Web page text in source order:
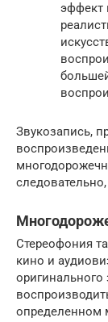
эффект
Звукозапись,
Стереофония
кино и
оригинального
определенном